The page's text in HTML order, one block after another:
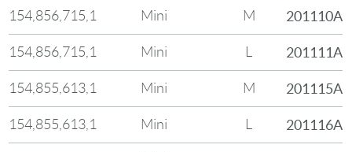
154,856,715,1 Mini M 201110A
154,856,715,1 Mini L 201111A
154,855,613,1 Mini M 201115A
154,855,613,1 Mini L 201116A